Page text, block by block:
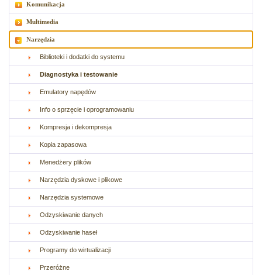
Komunikacja
Multimedia
Narzędzia
Biblioteki i dodatki do systemu
Diagnostyka i testowanie
Emulatory napędów
Info o sprzęcie i oprogramowaniu
Kompresja i dekompresja
Kopia zapasowa
Menedżery plików
Narzędzia dyskowe i plikowe
Narzędzia systemowe
Odzyskiwanie danych
Odzyskiwanie haseł
Programy do wirtualizacji
Przeróżne